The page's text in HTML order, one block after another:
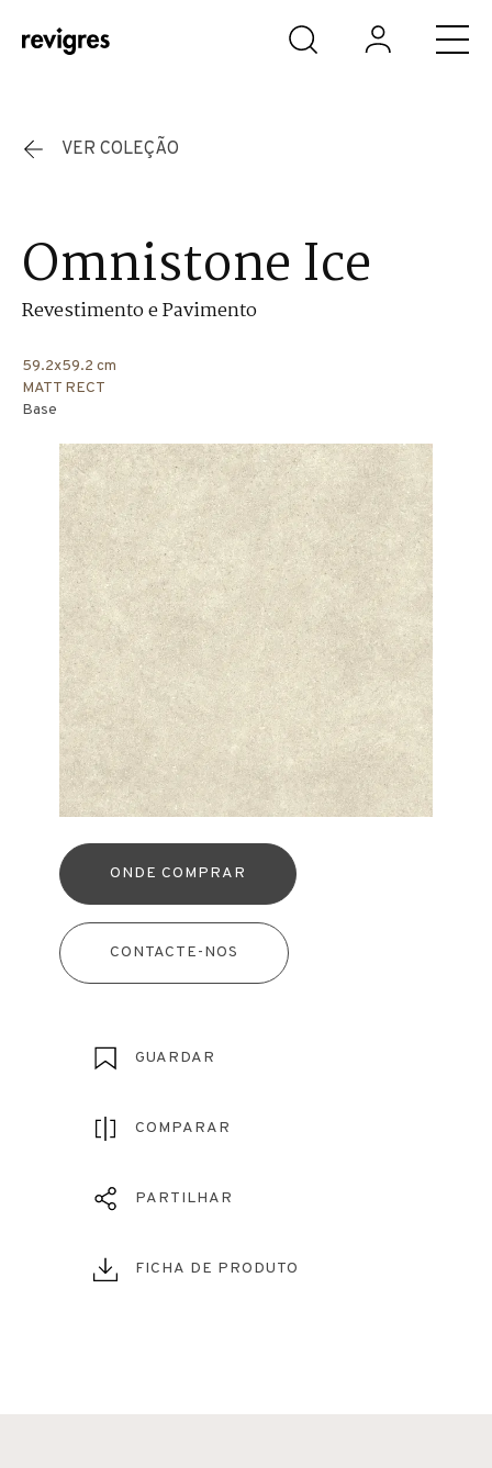
Saltar para o conteúdo principal
VER COLEÇÃO
Omnistone Ice
Revestimento e Pavimento
59.2x59.2 cm
MATT RECT
Base
ONDE COMPRAR
CONTACTE-NOS
GUARDAR
COMPARAR
PARTILHAR
FICHA DE PRODUTO